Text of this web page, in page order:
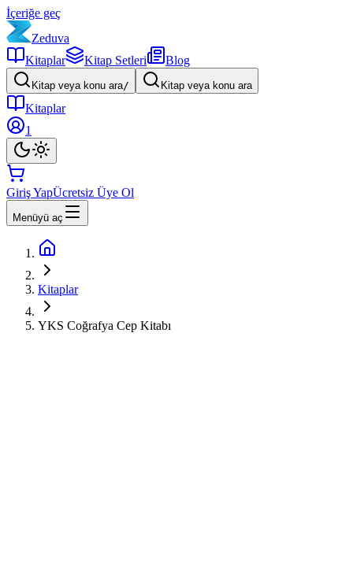
İçeriğe geç
Zeduva
Kitaplar
Kitap Setleri Blog
Kitap veya konu ara/ Kitap veya konu ara
Kitaplar
1
Giriş YapÜcretsiz Üye Ol
Menüyü aç
Kitaplar
YKS Coğrafya Cep Kitabı